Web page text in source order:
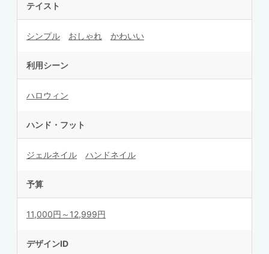
テイスト
シンプル おしゃれ かわいい
利用シーン
ハロウィン
ハンド・フット
ジェルネイル ハンドネイル
予算
11,000円～12,999円
デザインID